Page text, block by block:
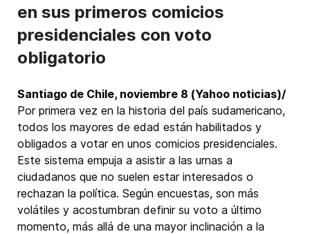
en sus primeros comicios
presidenciales con voto
obligatorio
Santiago de Chile, noviembre 8 (Yahoo noticias)/
Por primera vez en la historia del país sudamericano,
todos los mayores de edad están habilitados y
obligados a votar en unos comicios presidenciales.
Este sistema empuja a asistir a las urnas a
ciudadanos que no suelen estar interesados o
rechazan la política. Según encuestas, son más
volátiles y acostumbran definir su voto a último
momento, más allá de una mayor inclinación a la